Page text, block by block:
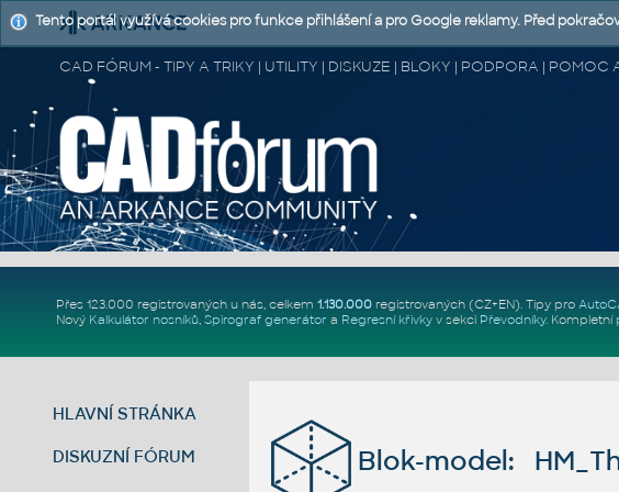
CAD FÓRUM - TIPY A TRIKY | UTILITY | DISKUZE | BLOKY | PODPORA | POMOC
Přes 123.000 registrovaných u nás, celkem 1.130.000registrovaných (CZ+EN). Tipy pro
Nový Kalkulátor nosníků, Spirograf generátor a Regresní křivkyv sekci Převodníky. Kompletní
HLAVNÍ STRÁNKA
DISKUZNÍ FÓRUM Blok-model:
Tento portál využívá cookies pro funkce přihlášení a pro Google reklamy. Před